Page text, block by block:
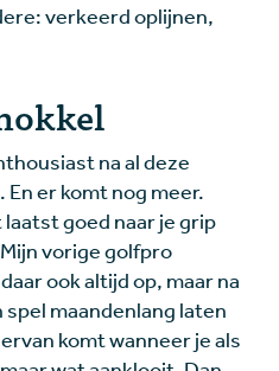
verkeerd oplijnen,
na al deze
er komt nog meer.
laatst goed naar je grip
vorige golfpro
ook altijd op, maar na
maandenlang laten
komt wanneer je als